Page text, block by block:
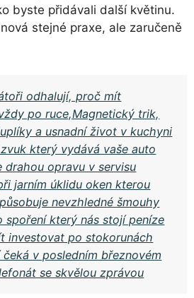
byste přidávali další květinu.
stejné praxe, ale zaručeně
odhalují, proč mít
po ruce,Magnetický trik,
a usnadní život v kuchyni
který vydává vaše auto
drahou opravu v servisu
jarním úklidu oken kterou
nevzhledné šmouhy
spoření který nás stojí peníze
investovat po stokorunách
v posledním březnovém
se skvělou zprávou